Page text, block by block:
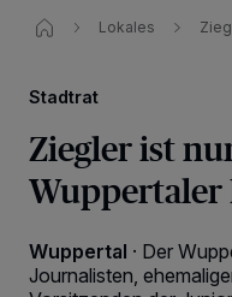
Lokales
Stadtrat
Ziegler ist
Wuppertal · Der
Journalisten,